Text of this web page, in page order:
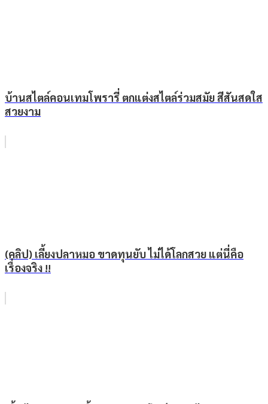
บ้านสไตล์คอนเทมโพรารี่ ตกแต่งสไตล์ร่วมสมัย สีสันสดใส
สวยงาม
(คลิป) เลี้ยงปลาหมอ ขาดทุนยับ ไม่ได้โลกสวย แต่นี่คือ
เรื่องจริง !!